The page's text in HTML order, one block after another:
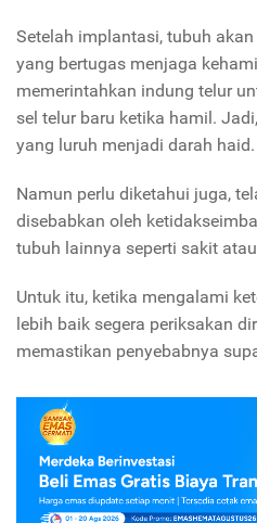
Setelah implantasi, tubuh
yang bertugas menjaga
memerintahkan indung telur
sel telur baru ketika hamil.
yang luruh menjadi darah haid.
Namun perlu diketahui juga,
disebabkan oleh
tubuh lainnya seperti sakit
Untuk itu, ketika mengalami
lebih baik segera periksakan
memastikan penyebabnya